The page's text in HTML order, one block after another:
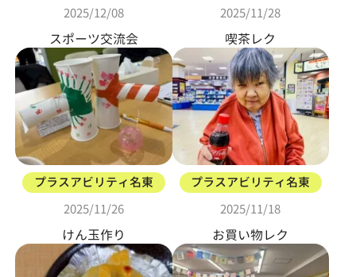
2025/12/08
スポーツ交流会
2025/11/28
喫茶レク
プラスアビリティ名東
2025/11/26
けん玉作り
プラスアビリティ名東
2025/11/18
お買い物レク